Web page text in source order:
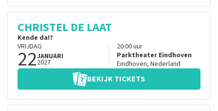
CHRISTEL DE LAAT
Kende da!?
VRIJDAG
22JANUARI
2027
20:00uur
Parktheater Eindhoven
Eindhoven, Nederland
BEKIJK TICKETS